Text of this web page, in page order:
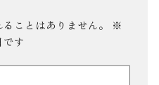
ことはありません。
※
す